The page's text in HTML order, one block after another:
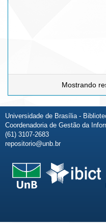
Mostrando
Universidade de Brasília -
Coordenadoria de Gestão da
(61) 3107-2683
repositorio@unb.br